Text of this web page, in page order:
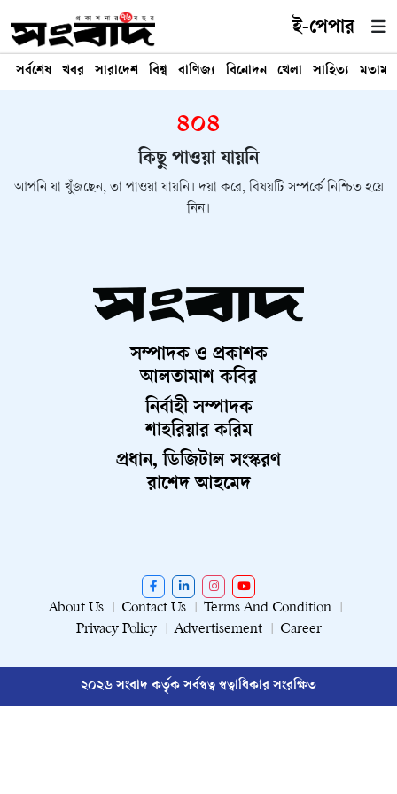
ই-পেপার
সর্বশেষ খবর সারাদেশ বিশ্ব বাণিজ্য বিনোদন খেলা সাহিত্য মতামত
৪০৪
কিছু পাওয়া যায়নি
আপনি যা খুঁজছেন, তা পাওয়া যায়নি। দয়া করে, বিষয়টি সম্পর্কে নিশ্চিত হয়ে
নিন।
সম্পাদক ও প্রকাশক
আলতামাশ কবির
নির্বাহী সম্পাদক
শাহরিয়ার করিম
প্রধান, ডিজিটাল সংস্করণ
রাশেদ আহমেদ
About Us Contact Us
Terms And Condition
Privacy Policy
Advertisement Career
২০২৬ সংবাদ কর্তৃক সর্বস্বত্ব স্বত্বাধিকার সংরক্ষিত